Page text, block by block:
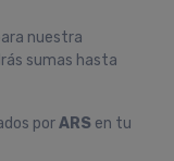
nuestra
sumas hasta
porARS en tu